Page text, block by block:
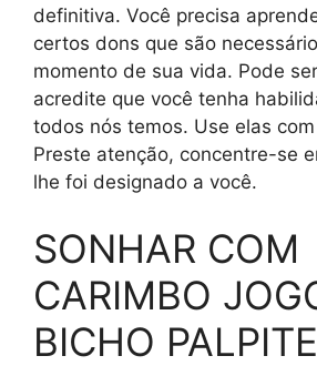
definitiva. Você precisa
certos dons que são
momento de sua vida. Pode
acredite que você tenha
todos nós temos. Use elas
Preste atenção, concentre-se
lhe foi designado a você.
SONHAR COM
CARIMBO
BICHO